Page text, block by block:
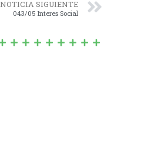
NOTICIA SIGUIENTE
043/05 Interes Social